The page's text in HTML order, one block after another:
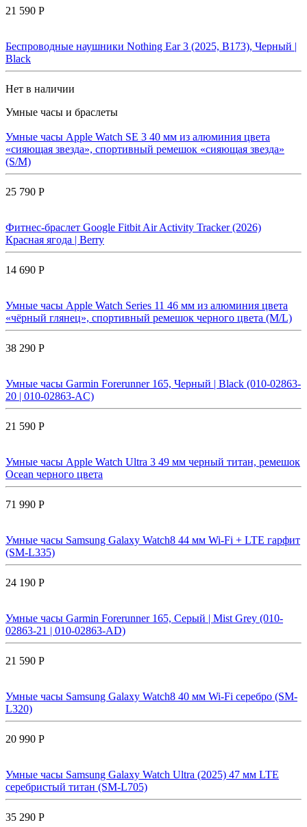
21 590 Р
Беспроводные наушники Nothing Ear 3 (2025, B173), Черный |
Black
Нет в наличии
Умные часы и браслеты
Умные часы Apple Watch SE 3 40 мм из алюминия цвета
«сияющая звезда», спортивный ремешок «сияющая звезда»
(S/M)
25 790 Р
Фитнес-браслет Google Fitbit Air Activity Tracker (2026)
Красная ягода | Berry
14 690 Р
Умные часы Apple Watch Series 11 46 мм из алюминия цвета
«чёрный глянец», спортивный ремешок черного цвета (M/L)
38 290 Р
Умные часы Garmin Forerunner 165, Черный | Black (010-02863-
20 | 010-02863-AC)
21 590 Р
Умные часы Apple Watch Ultra 3 49 мм черный титан, ремешок
Ocean черного цвета
71 990 Р
Умные часы Samsung Galaxy Watch8 44 мм Wi-Fi + LTE гарфит
(SM-L335)
24 190 Р
Умные часы Garmin Forerunner 165, Серый | Mist Grey (010-
02863-21 | 010-02863-AD)
21 590 Р
Умные часы Samsung Galaxy Watch8 40 мм Wi-Fi серебро (SM-
L320)
20 990 Р
Умные часы Samsung Galaxy Watch Ultra (2025) 47 мм LTE
серебристый титан (SM-L705)
35 290 Р